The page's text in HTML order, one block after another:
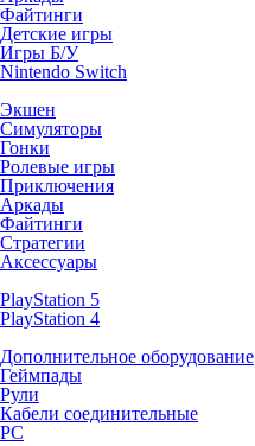
Файтинги
Детские игры
Игры Б/У
Nintendo Switch
Экшен
Симуляторы
Гонки
Ролевые игры
Приключения
Аркады
Файтинги
Стратегии
Аксессуары
PlayStation 5
PlayStation 4
Дополнительное оборудование
Геймпады
Рули
Кабели соединительные
PC